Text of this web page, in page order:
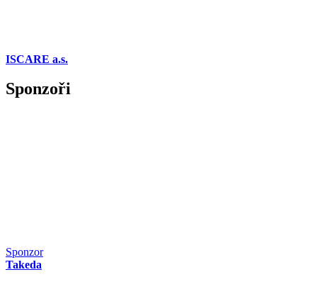
ISCARE a.s.
Sponzoři
Sponzor
Takeda